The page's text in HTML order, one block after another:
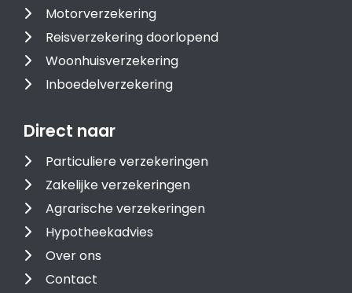
Motorverzekering
Reisverzekering doorlopend
Woonhuisverzekering
Inboedelverzekering
Direct naar
Particuliere verzekeringen
Zakelijke verzekeringen
Agrarische verzekeringen
Hypotheekadvies
Over ons
Contact